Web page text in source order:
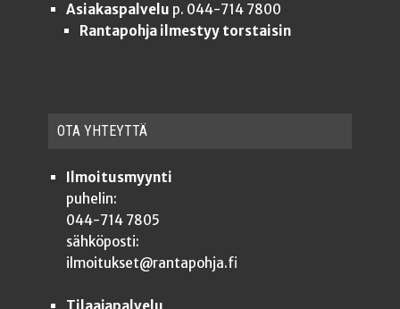
Asiakaspalvelu p. 044-714 7800
Rantapohja ilmestyy torstaisin
OTA YHTEYT­TÄ
Ilmoitusmyynti
puhelin:
044-714 7805
sähköposti:
ilmoitukset@rantapohja.fi